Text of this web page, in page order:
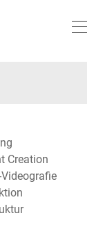
Creation
Videografie